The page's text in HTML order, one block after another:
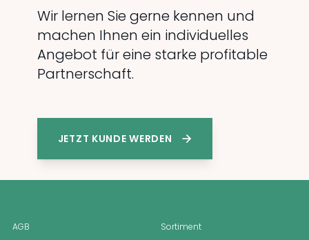
Wir lernen Sie gerne kennen und
machen Ihnen ein individuelles
Angebot für eine starke profitable
Partnerschaft.
JETZT KUNDE WERDEN
AGB
Sortiment